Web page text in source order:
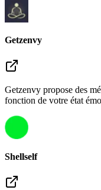
Getzenvy
Getzenvy propose des
fonction de votre état
Shellself